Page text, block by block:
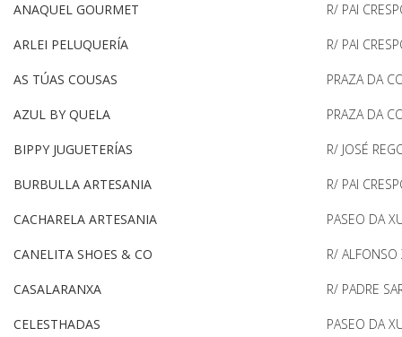
ANAQUEL GOURMET R/ PAI
ARLEI PELUQUERÍA R/ PAI
AS TÚAS COUSAS PRAZA DA
AZUL BY QUELA PRAZA DA
BIPPY JUGUETERÍAS R/ JOSÉ
BURBULLA ARTESANIA R/ PAI
CACHARELA ARTESANIA PASEO DA
CANELITA SHOES & CO R/ ALFONSO
CASALARANXA R/ PADRE
CELESTHADAS PASEO DA